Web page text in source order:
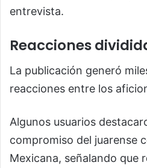
entrevista.
Reacciones
La publicación generó
reacciones entre los
Algunos usuarios
compromiso del juarense
Mexicana, señalando que